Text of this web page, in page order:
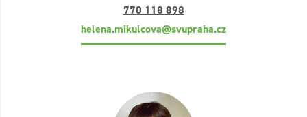
770 118 898
helena.mikulcova@svupraha.cz